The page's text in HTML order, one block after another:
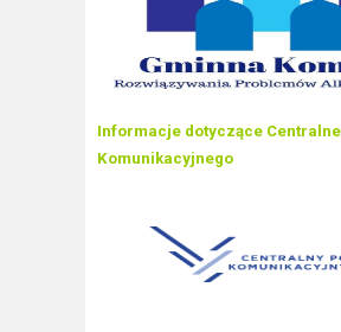
Informacje dotyczące
Komunikacyjnego